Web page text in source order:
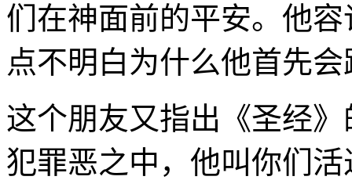
们在神面前的平安。他
点不明白为什么他首先
这个朋友又指出《圣经
犯罪恶之中，他叫你们